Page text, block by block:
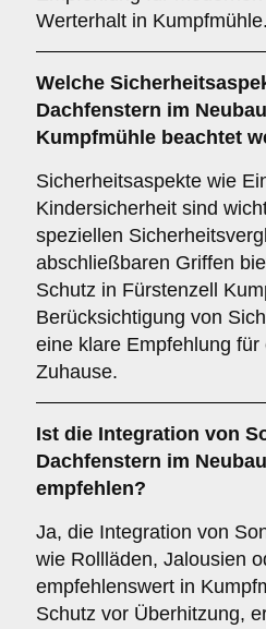
Werterhalt in Kumpfmühle.
Welche
Dachfenstern im
Kumpfmühle beachtet
Sicherheitsaspekte wie
Kindersicherheit sind
speziellen
abschließbaren Griffen
Schutz in Fürstenzell
Berücksichtigung von
eine klare Empfehlung für
Zuhause.
Ist die Integration von
Dachfenstern im
empfehlen?
Ja, die Integration von
wie Rollläden, Jalousien
empfehlenswert in
Schutz vor Überhitzung,